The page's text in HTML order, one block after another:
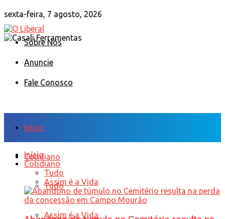
sexta-feira, 7 agosto, 2026
Sobre Nós
Anuncie
Fale Conosco
Início
Cotidiano
Tudo
Assim é a Vida
Início
Cotidiano
Tudo
Assim é a Vida